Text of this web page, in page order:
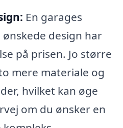
En garages
design har
på prisen. Jo større
mere materiale og
hvilket kan øge
om du ønsker en